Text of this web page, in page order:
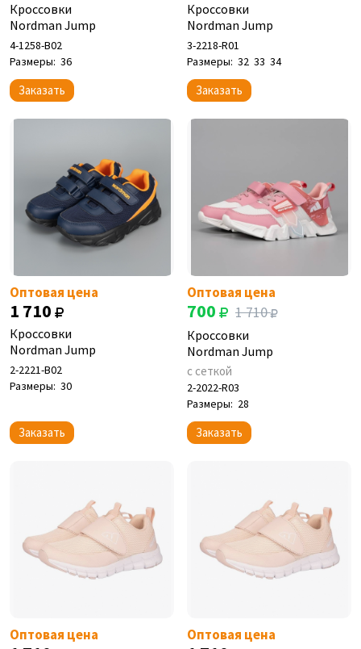
Кроссовки
Nordman Jump
4-1258-B02
Размеры: 36
Заказать
Кроссовки
Nordman Jump
3-2218-R01
Размеры: 32 33 34
Заказать
Оптовая цена
1 710
Кроссовки
Nordman Jump
2-2221-B02
Размеры: 30
Заказать
Оптовая цена
700 1 710
Кроссовки
Nordman Jump
с сеткой
2-2022-R03
Размеры: 28
Заказать
Оптовая цена Оптовая цена